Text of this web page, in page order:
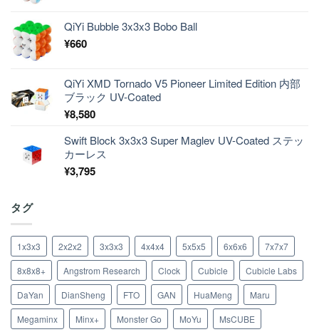
QiYi Bubble 3x3x3 Bobo Ball
¥660
QiYi XMD Tornado V5 Pioneer Limited Edition 内部
ブラック UV-Coated
¥8,580
Swift Block 3x3x3 Super Maglev UV-Coated ステッ
カーレス
¥3,795
タグ
1x3x3 2x2x2 3x3x3 4x4x4 5x5x5 6x6x6
7x7x7
8x8x8+
Angstrom Research Clock Cubicle
Cubicle Labs
DaYan
DianSheng FTO GAN HuaMeng
Maru
Megaminx
Minx+ Monster Go MoYu
MsCUBE